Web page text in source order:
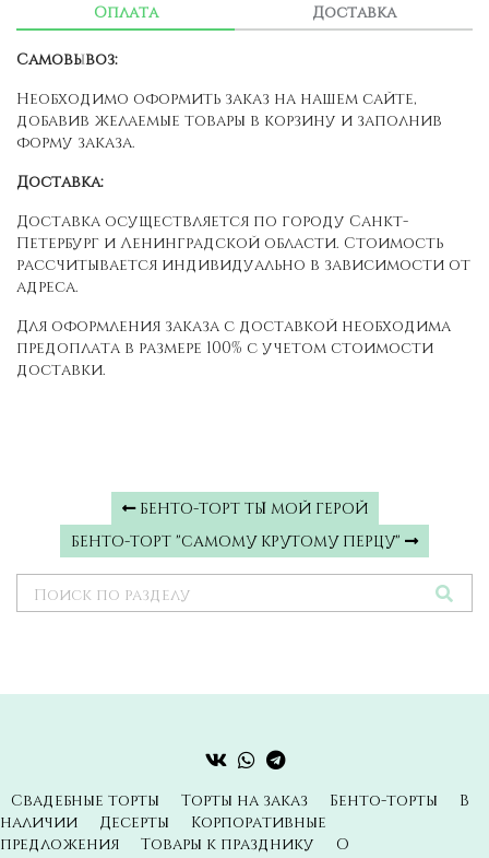
Оплата
Доставка
Самовывоз:
Необходимо оформить заказ на нашем сайте,
добавив желаемые товары в корзину и заполнив
форму заказа.
Доставка:
Доставка осуществляется по городу Санкт-
Петербург и Ленинградской области. Стоимость
рассчитывается индивидуально в зависимости от
адреса.
Для оформления заказа с доставкой необходима
предоплата в размере 100% с учетом стоимости
доставки.
БЕНТО-ТОРТ ТЫ МОЙ ГЕРОЙ
БЕНТО-ТОРТ "САМОМУ КРУТОМУ ПЕРЦУ"
Свадебные торты Торты на заказ Бенто-торты
В
наличии
Десерты
Корпоративные
предложения
Товары к празднику
О